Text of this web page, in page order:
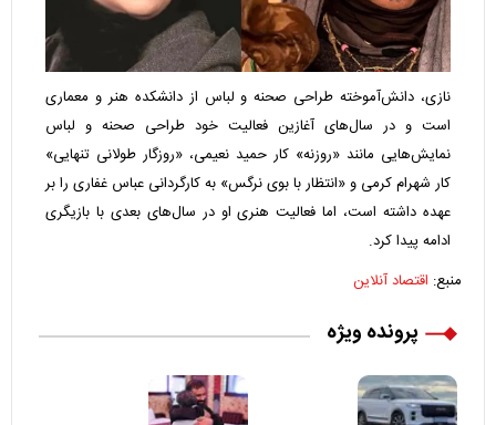
نازی، دانش‌آموخته طراحی صحنه و لباس از دانشکده هنر و معماری
است و در سال‌های آغازین فعالیت خود طراحی صحنه و لباس
نمایش‌هایی مانند «روزنه» کار حمید نعیمی، «روزگار طولانی تنهایی»
کار شهرام کرمی و «انتظار با بوی نرگس» به کارگردانی عباس غفاری را بر
عهده داشته است، اما فعالیت هنری او در سال‌های بعدی با بازیگری
ادامه پیدا کرد.
منبع: اقتصاد آنلاین
پرونده ویژه